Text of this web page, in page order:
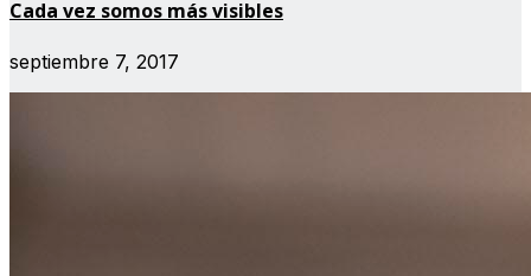
Cada vez somos más visibles
septiembre 7, 2017